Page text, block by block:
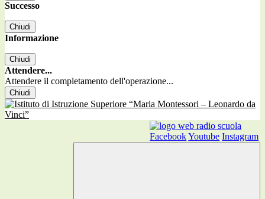
Successo
Chiudi
Informazione
Chiudi
Attendere...
Attendere il completamento dell'operazione...
Chiudi
FacebookYoutube Instagram